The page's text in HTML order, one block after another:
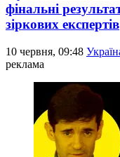
фінальні
зіркових експертів
10 червня, 09:48
реклама